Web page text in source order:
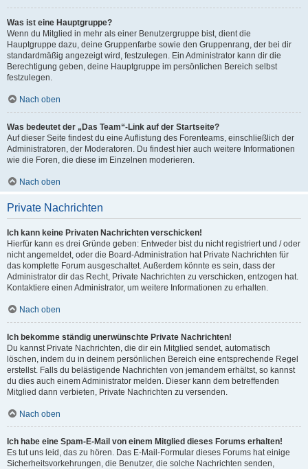
Was ist eine Hauptgruppe?
Wenn du Mitglied in mehr als einer Benutzergruppe bist, dient die
Hauptgruppe dazu, deine Gruppenfarbe sowie den Gruppenrang, der bei dir
standardmäßig angezeigt wird, festzulegen. Ein Administrator kann dir die
Berechtigung geben, deine Hauptgruppe im persönlichen Bereich selbst
festzulegen.
Nach oben
Was bedeutet der „Das Team“-Link auf der Startseite?
Auf dieser Seite findest du eine Auflistung des Forenteams, einschließlich der
Administratoren, der Moderatoren. Du findest hier auch weitere Informationen
wie die Foren, die diese im Einzelnen moderieren.
Nach oben
Private Nachrichten
Ich kann keine Privaten Nachrichten verschicken!
Hierfür kann es drei Gründe geben: Entweder bist du nicht registriert und / oder
nicht angemeldet, oder die Board-Administration hat Private Nachrichten für
das komplette Forum ausgeschaltet. Außerdem könnte es sein, dass der
Administrator dir das Recht, Private Nachrichten zu verschicken, entzogen hat.
Kontaktiere einen Administrator, um weitere Informationen zu erhalten.
Nach oben
Ich bekomme ständig unerwünschte Private Nachrichten!
Du kannst Private Nachrichten, die dir ein Mitglied sendet, automatisch
löschen, indem du in deinem persönlichen Bereich eine entsprechende Regel
erstellst. Falls du belästigende Nachrichten von jemandem erhältst, so kannst
du dies auch einem Administrator melden. Dieser kann dem betreffenden
Mitglied dann verbieten, Private Nachrichten zu versenden.
Nach oben
Ich habe eine Spam-E-Mail von einem Mitglied dieses Forums erhalten!
Es tut uns leid, das zu hören. Das E-Mail-Formular dieses Forums hat einige
Sicherheitsvorkehrungen, die Benutzer, die solche Nachrichten senden,